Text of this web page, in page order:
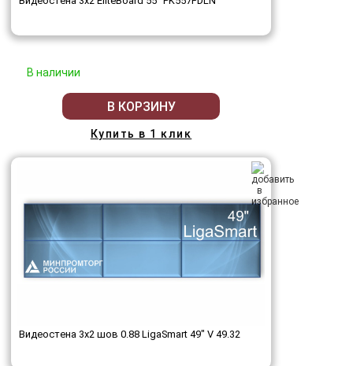
В наличии
В КОРЗИНУ
Купить в 1 клик
Видеостена 3x2 шов 0.88 LigaSmart 49" V 49.32